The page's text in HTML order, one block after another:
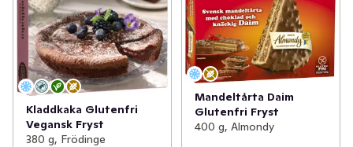
Kladdkaka Glutenfri
Vegansk Fryst
380 g, Frödinge
Mandeltårta Daim
Glutenfri Fryst
400 g, Almondy